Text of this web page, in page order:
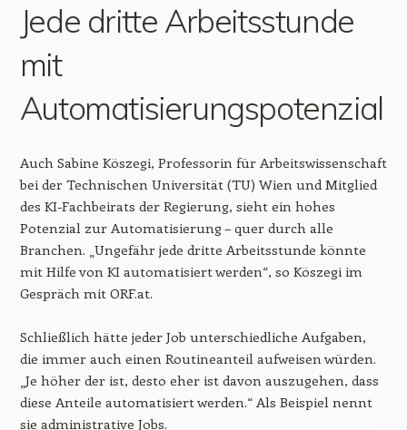
Jede dritte Arbeitsstunde
mit
Automatisierungspotenzial
Auch Sabine Köszegi, Professorin für Arbeitswissenschaft
bei der Technischen Universität (TU) Wien und Mitglied
des KI-Fachbeirats der Regierung, sieht ein hohes
Potenzial zur Automatisierung – quer durch alle
Branchen. „Ungefähr jede dritte Arbeitsstunde könnte
mit Hilfe von KI automatisiert werden“, so Köszegi im
Gespräch mit ORF.at.
Schließlich hätte jeder Job unterschiedliche Aufgaben,
die immer auch einen Routineanteil aufweisen würden.
„Je höher der ist, desto eher ist davon auszugehen, dass
diese Anteile automatisiert werden.“ Als Beispiel nennt
sie administrative Jobs.